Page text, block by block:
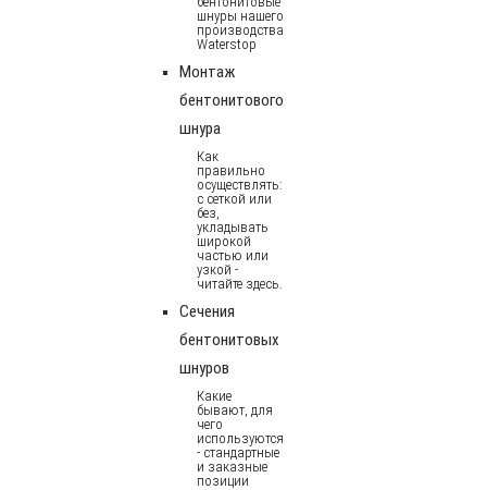
шнуры нашего
производства
Waterstop
Монтаж
бентонитового
шнура
Как
правильно
осуществлять:
с сеткой или
без,
укладывать
широкой
частью или
узкой -
читайте здесь.
Сечения
бентонитовых
шнуров
Какие
бывают, для
чего
используются
- стандартные
и заказные
позиции